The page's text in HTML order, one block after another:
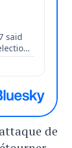
de